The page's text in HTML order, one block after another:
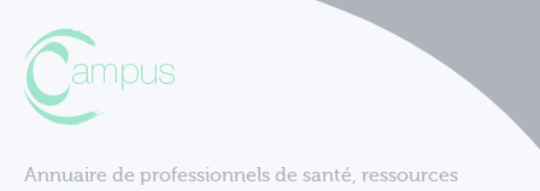
Annuaire de professionnels de santé, ressources